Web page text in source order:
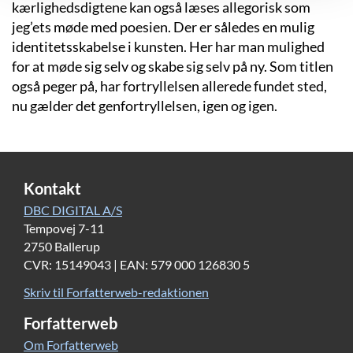
kærlighedsdigtene kan også læses allegorisk som
jeg’ets møde med poesien. Der er således en mulig
identitetsskabelse i kunsten. Her har man mulighed
for at møde sig selv og skabe sig selv på ny. Som titlen
også peger på, har fortryllelsen allerede fundet sted,
nu gælder det genfortryllelsen, igen og igen.
Kontakt
DBC DIGITAL A/S
Tempovej 7-11
2750 Ballerup
CVR: 15149043 | EAN: 579 000 126830 5
Skriv til Forfatterweb-redaktionen
Forfatterweb
Om Forfatterweb